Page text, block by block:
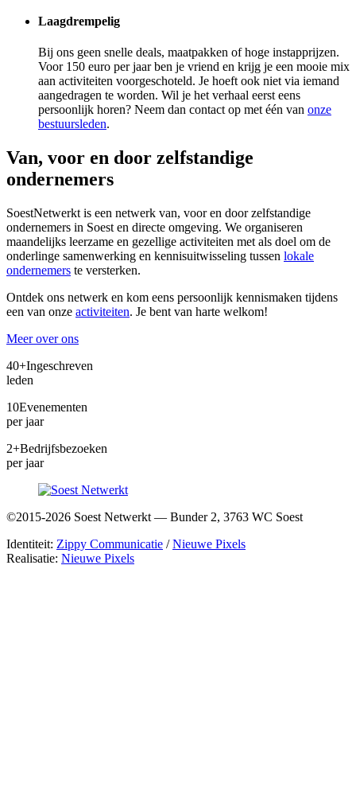
Laagdrempelig
Bij ons geen snelle deals, maatpakken of hoge instapprijzen.
Voor 150 euro per jaar ben je vriend en krijg je een mooie mix
aan activiteiten voorgeschoteld. Je hoeft ook niet via iemand
aangedragen te worden. Wil je het verhaal eerst eens
persoonlijk horen? Neem dan contact op met één van onze
bestuursleden.
Van, voor en door zelfstandige
ondernemers
SoestNetwerkt is een netwerk van, voor en door zelfstandige
ondernemers in Soest en directe omgeving. We organiseren
maandelijks leerzame en gezellige activiteiten met als doel om de
onderlinge samenwerking en kennisuitwisseling tussen lokale
ondernemers te versterken.
Ontdek ons netwerk en kom eens persoonlijk kennismaken tijdens
een van onze activiteiten. Je bent van harte welkom!
Meer over ons
40+Ingeschreven
leden
10Evenementen
per jaar
2+Bedrijfsbezoeken
per jaar
©2015-2026 Soest Netwerkt — Bunder 2, 3763 WC Soest
Identiteit: Zippy Communicatie /Nieuwe Pixels
Realisatie: Nieuwe Pixels